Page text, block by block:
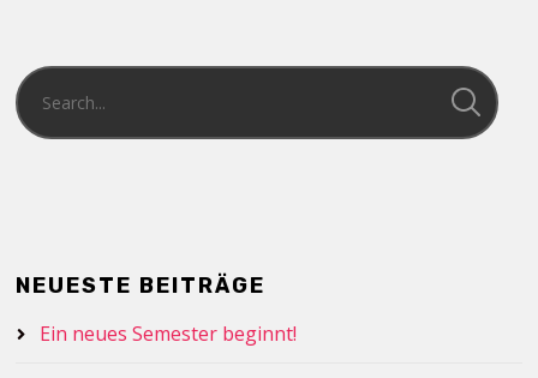
NEUESTE BEITRÄGE
Ein neues Semester beginnt!